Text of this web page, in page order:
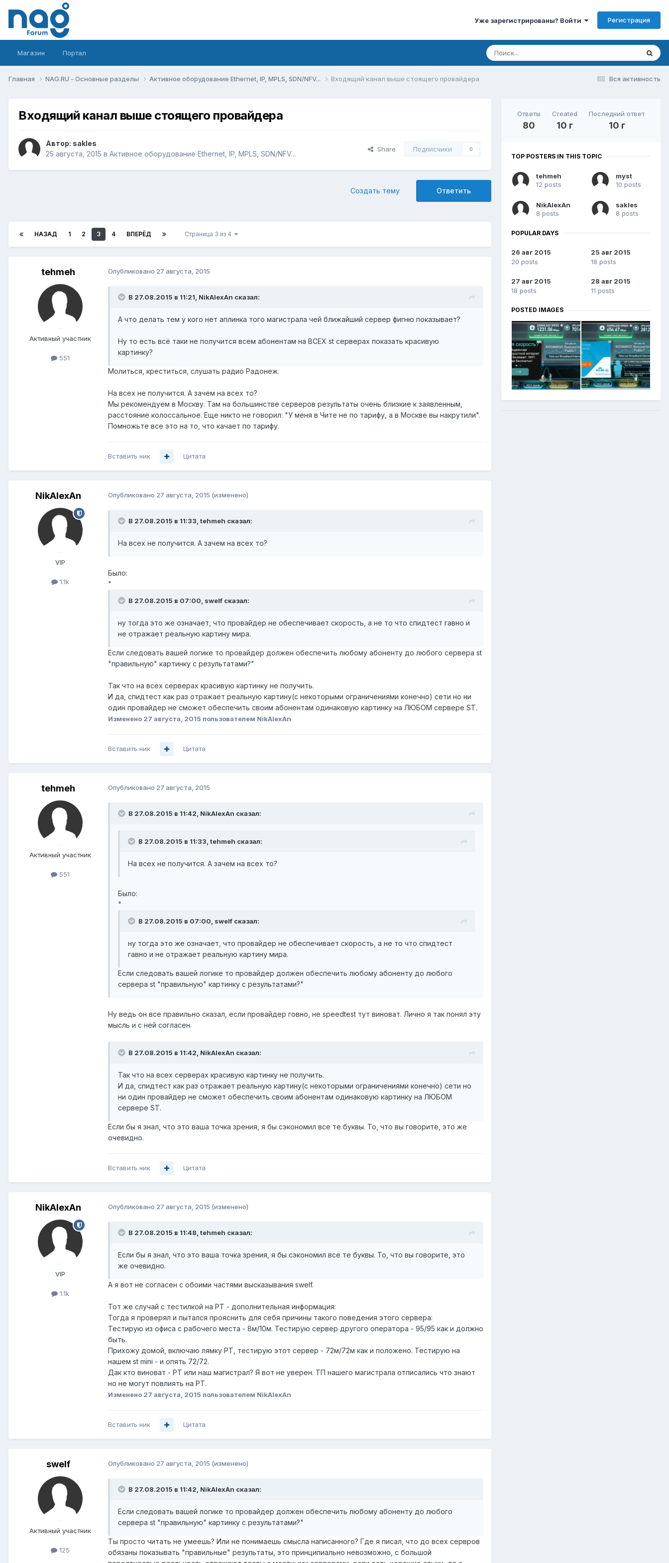
Уже зарегистрированы? Войти Регистрация
Магазин Портал
Вся активность
Главная NAG.RU - Основные разделы Активное оборудование Ethernet, IP, MPLS, SDN/NFV... Входящий канал выше стоящего провайдера
Входящий канал выше стоящего провайдера
Автор: sakles
25 августа, 2015 в Активное оборудование Ethernet, IP, MPLS, SDN/NFV...
Share Подписчики 0
Ответить
Создать тему
НАЗАД 1 2 3 4 ВПЕРЁД Страница 3 из 4
tehmeh
Активный участник
551
Опубликовано 27 августа, 2015
В 27.08.2015 в 11:21, NikAlexAn сказал:
А что делать тем у кого нет аплинка того магистрала чей ближайший сервер фигню показывает?
Ну то есть всё таки не получится всем абонентам на ВСЕХ st серверах показать красивую
картинку?
Молиться, креститься, слушать радио Радонеж.
На всех не получится. А зачем на всех то?
Мы рекомендуем в Москву. Там на большинстве серверов результаты очень близкие к заявленным,
расстояние колоссальное. Еще никто не говорил: "У меня в Чите не по тарифу, а в Москве вы накрутили".
Помножьте все это на то, что качает по тарифу.
Вставить ник Цитата
NikAlexAn
VIP
1.1k
Опубликовано 27 августа, 2015 (изменено)
В 27.08.2015 в 11:33, tehmeh сказал:
На всех не получится. А зачем на всех то?
Было:
"
В 27.08.2015 в 07:00, swelf сказал:
ну тогда это же означает, что провайдер не обеспечивает скорость, а не то что спидтест гавно и
не отражает реальную картину мира.
Если следовать вашей логике то провайдер должен обеспечить любому абоненту до любого сервера st
"правильную" картинку с результатами?"
Так что на всех серверах красивую картинку не получить.
И да, спидтест как раз отражает реальную картину(с некоторыми ограничениями конечно) сети но ни
один провайдер не сможет обеспечить своим абонентам одинаковую картинку на ЛЮБОМ сервере ST.
Изменено 27 августа, 2015 пользователем NikAlexAn
Вставить ник Цитата
tehmeh
Активный участник
551
Опубликовано 27 августа, 2015
В 27.08.2015 в 11:42, NikAlexAn сказал:
В 27.08.2015 в 11:33, tehmeh сказал:
На всех не получится. А зачем на всех то?
Было:
"
В 27.08.2015 в 07:00, swelf сказал:
ну тогда это же означает, что провайдер не обеспечивает скорость, а не то что спидтест
гавно и не отражает реальную картину мира.
Если следовать вашей логике то провайдер должен обеспечить любому абоненту до любого
сервера st "правильную" картинку с результатами?"
Ну ведь он все правильно сказал, если провайдер говно, не speedtest тут виноват. Лично я так понял эту
мысль и с ней согласен.
В 27.08.2015 в 11:42, NikAlexAn сказал:
Так что на всех серверах красивую картинку не получить.
И да, спидтест как раз отражает реальную картину(с некоторыми ограничениями конечно) сети но
ни один провайдер не сможет обеспечить своим абонентам одинаковую картинку на ЛЮБОМ
сервере ST.
Если бы я знал, что это ваша точка зрения, я бы сэкономил все те буквы. То, что вы говорите, это же
очевидно.
Вставить ник Цитата
NikAlexAn
VIP
1.1k
Опубликовано 27 августа, 2015 (изменено)
В 27.08.2015 в 11:48, tehmeh сказал:
Если бы я знал, что это ваша точка зрения, я бы сэкономил все те буквы. То, что вы говорите, это
же очевидно.
А я вот не согласен с обоими частями высказывания swelf.
Тот же случай с тестилкой на РТ - дополнительная информация:
Тогда я проверял и пытался прояснить для себя причины такого поведения этого сервера:
Тестирую из офиса с рабочего места - 8м/10м. Тестирую сервер другого оператора - 95/95 как и должно
быть.
Прихожу домой, включаю лямку РТ, тестирую этот сервер - 72м/72м как и положено. Тестирую на
нашем st mini - и опять 72/72.
Дак кто виноват - РТ или наш магистрал? Я вот не уверен. ТП нашего магистрала отписались что знают
но не могут повлиять на РТ.
Изменено 27 августа, 2015 пользователем NikAlexAn
Вставить ник Цитата
swelf
Активный участник
125
Опубликовано 27 августа, 2015 (изменено)
В 27.08.2015 в 11:42, NikAlexAn сказал:
Если следовать вашей логике то провайдер должен обеспечить любому абоненту до любого
сервера st "правильную" картинку с результатами?"
Ты просто читать не умеешь? Или не понимаешь смысла написанного? Где я писал, что до всех сервров
обязаны показывать "правильные" результаты, это принципиально невозможно, с большой
Ответы
80
Created
10 г
Последний ответ
10 г
TOP POSTERS IN THIS TOPIC
tehmeh
12 posts
myst
10 posts
NikAlexAn
8 posts
sakles
8 posts
POPULAR DAYS
26 авг 2015
20 posts
25 авг 2015
18 posts
27 авг 2015
18 posts
28 авг 2015
11 posts
POSTED IMAGES